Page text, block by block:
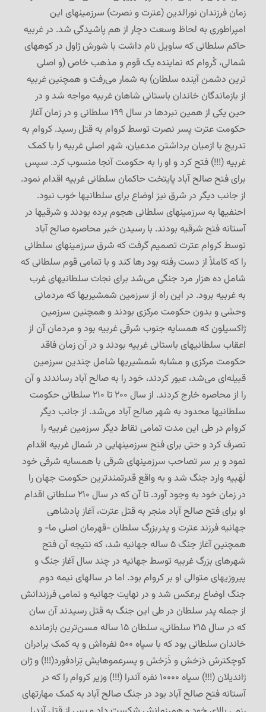
زمان فرزندان نورالدین (عترت و نصرت) سرزمینهای این
امپراطوری به لحاظ وسعت دچار از هم پاشیدگی شد. در غربیه
حاکم سلطانی که ساویل نام داشت با شورش ژاول در کوههای
شمالی، کُروام که نماینده یک قوم و مذهب خاص (و اصلی
ترین دشمن آینده سلطان) به شمار می‌رفت و همچنین غربیه
از بازماندگان خاندان باستانی شاهان غربیه مواجه شد و در
حین یکی از همین نبردها در سال ۱۹۹ سلطانی و در زمان آغاز
حکومت عترت پسر نصرت توسط کروام به قتل رسید. کروام به
تدریج با ازمیان برداشتن مدعیان، شهر اصلی غربیه را با کمک
غربیه (!!!) فتح کرد و او را به حکومت آنجا منسوب کرد. سپس
برای فتح صالح آباد پایتخت حاکمان سلطانی غربیه اقدام نمود.
از جانب دیگر در شرق نیز اوضاع برای سلطانیها خوب نبود.
احنفیها به سرزمینهای سلطانی هجوم برده بودند و شرقیها در
آستانه فتح شرقیه بودند. با رسیدن خبر محاصره صالح آباد
توسط کروام عترت تصمیم گرفت که شرق سرزمینهای سلطانی
را که کاملاً از دست رفته بود رها کند و با تمامی قوم سلطانی که
شامل ده هزار مرد جنگی می‌شد برای نجات سلطانیهای غرب
به غربیه برود. در این راه از سرزمین شمشیریها که مردمانی
وحشی و بدون حکومت مرکزی بودند و همچنین سرزمین
ژاکسیلون که همسایه جنوب شرقی غربیه بود و مردمان آن از
اعقاب سلطانیهای باستانی غربیه بودند و در آن زمان فاقد
حکومت مرکزی و مشابه شمشیریها شامل چندین سرزمین
قبیله‌ای می‌شد، عبور کردند، خود را به صالح آباد رساندند و آن
را از محاصره خارج کردند. از سال ۲۰۰ تا ۲۱۰ سلطانی حکومت
سلطانیها محدود به شهر صالح آباد می‌شد. از جانب دیگر
کروام در طی این مدت تمامی نقاط دیگر سرزمین غربیه را
تصرف کرد و حتی برای فتح سرزمینهایی در شمال غربیه اقدام
نمود و بر سر تصاحب سرزمینهای شرقی با همسایه شرقی خود
لَهَبیه وارد جنگ شد و به واقع قدرتمندترین حکومت جهان را
در زمان خود به وجود آورد. تا آن که در سال ۲۱۰ سلطانی اقدام
او برای فتح صالح آباد منجر به قتل عترت، آغاز پادشاهی
جهانیه فرزند عترت و پدربزرگ سلطان -قهرمان اصلی ما- و
همچنین آغاز جنگ ۵ ساله جهانیه شد، که نتیجه آن فتح
شهرهای بزرگ غربیه توسط جهانیه در چند سال آغاز جنگ و
پیروزیهای متوالی او بر کروام بود. اما در سالهای نیمه دوم
جنگ اوضاع برعکس شد و در نهایت جهانیه و تمامی فرزندانش
از جمله پدر سلطان در طی این جنگ به قتل رسیدند آن سان
که در سال ۲۱۵ سلطانی، سلطان ۱۵ ساله مسن‌ترین بازمانده
خاندان سلطانی بود که با سپاه ۵۰۰ نفره‌اش و به کمک برادران
کوچکترش دَرَخش و ذَرَخش و پسرعموهایش تِرادفورد(!!!) و ژان
ژاندیلان (!!!) سپاه ۱۰۰۰۰ نفره آندرا (!!!) وزیر کروام را که در
آستانه فتح صالح آباد بود در جنگ صالح آباد به کمک مهارتهای